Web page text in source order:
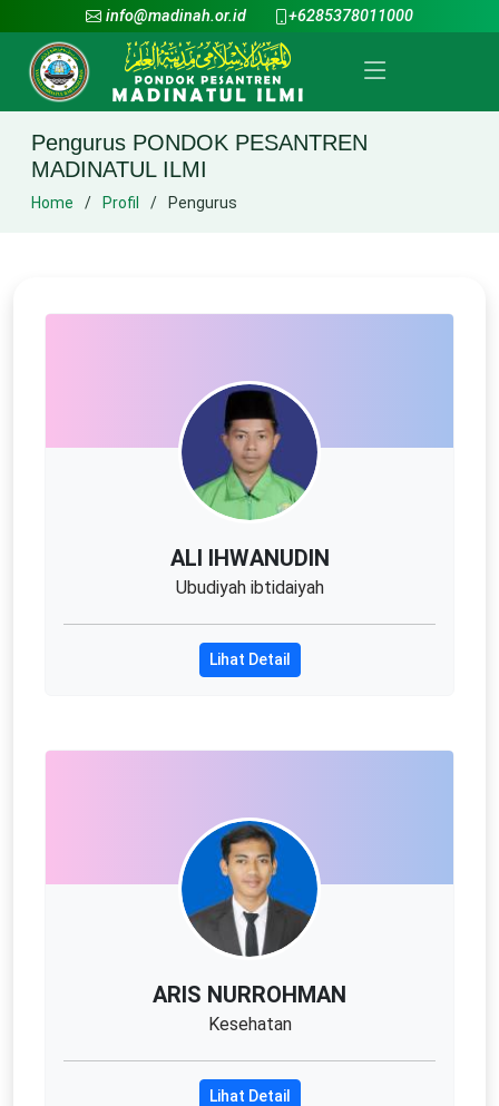
info@madinah.or.id +6285378011000
Pengurus PONDOK PESANTREN
MADINATUL ILMI
Home Profil Pengurus
ALI IHWANUDIN
Ubudiyah ibtidaiyah
Lihat Detail
ARIS NURROHMAN
Kesehatan
Lihat Detail